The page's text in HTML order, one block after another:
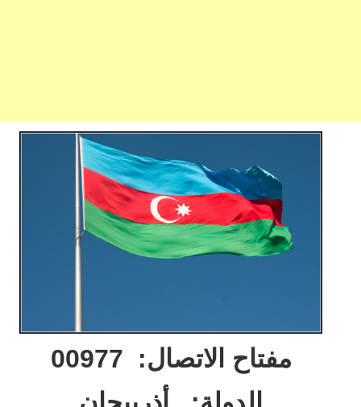
مفتاح الاتصال: 00977